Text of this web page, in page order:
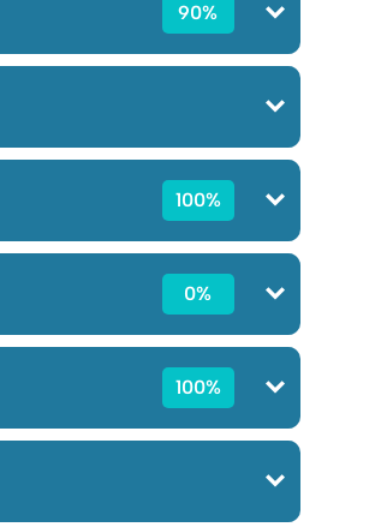
90%
100%
0%
100%